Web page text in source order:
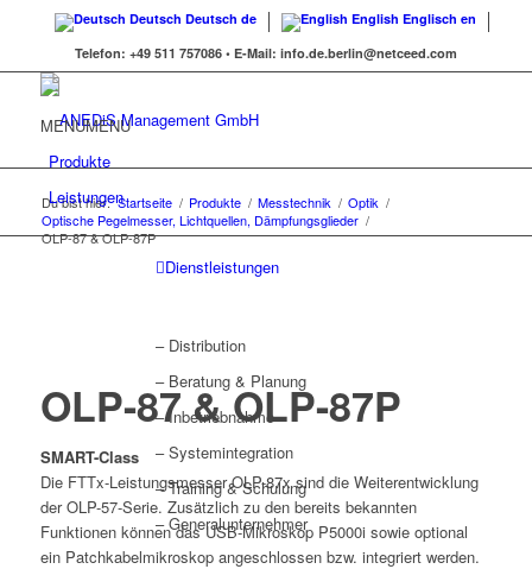
Deutsch Deutsch de English Englisch en
Telefon: +49 511 757086 • E-Mail: info.de.berlin@netceed.com
MENUMENU
Produkte
Leistungen
Dienstleistungen
– Distribution
– Beratung & Planung
– Inbetriebnahme
– Systemintegration
– Training & Schulung
– Generalunternehmer
Du bist hier: Startseite / Produkte / Messtechnik / Optik /
Optische Pegelmesser, Lichtquellen, Dämpfungsglieder /
OLP-87 & OLP-87P
OLP-87 & OLP-87P
SMART-Class
Die FTTx-Leistungsmesser OLP-87x sind die Weiterentwicklung
der OLP-57-Serie. Zusätzlich zu den bereits bekannten
Funktionen können das USB-Mikroskop P5000i sowie optional
ein Patchkabelmikroskop angeschlossen bzw. integriert werden.